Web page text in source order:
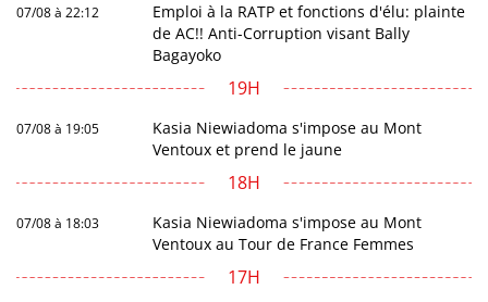
07/08 à 22:12
Emploi à la RATP et fonctions d'élu: plainte
de AC!! Anti-Corruption visant Bally
Bagayoko
19H
07/08 à 19:05
Kasia Niewiadoma s'impose au Mont
Ventoux et prend le jaune
18H
07/08 à 18:03
Kasia Niewiadoma s'impose au Mont
Ventoux au Tour de France Femmes
17H